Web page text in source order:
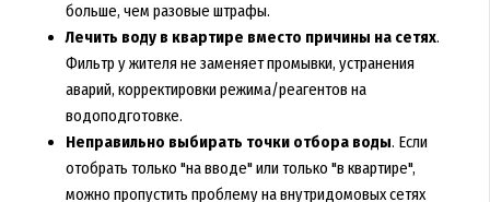
больше, чем разовые штрафы.
Лечить воду в квартире вместо причины на сетях.
Фильтр у жителя не заменяет промывки, устранения
аварий, корректировки режима/реагентов на
водоподготовке.
Неправильно выбирать точки отбора воды. Если
отобрать только "на вводе" или только "в квартире",
можно пропустить проблему на внутридомовых сетях